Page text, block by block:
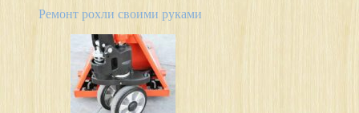
Ремонт рохли своими руками